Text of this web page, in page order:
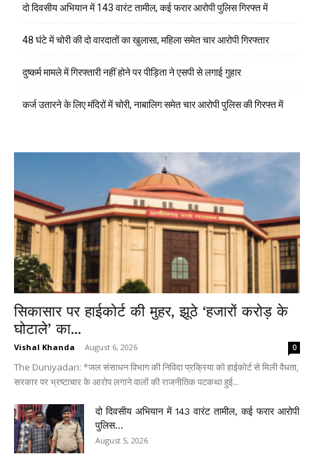
दो दिवसीय अभियान में 143 वारंट तामील, कई फरार आरोपी पुलिस गिरफ्त में
48 घंटे में चोरी की दो वारदातों का खुलासा, महिला समेत चार आरोपी गिरफ्तार
दुष्कर्म मामले में गिरफ्तारी नहीं होने पर पीड़िता ने एसपी से लगाई गुहार
कर्ज उतारने के लिए मंदिरों में चोरी, नाबालिग समेत चार आरोपी पुलिस की गिरफ्त में
सिकासार पर हाईकोर्ट की मुहर, झूठे ‘हजारों करोड़ के
घोटाले’ का...
Vishal Khanda - August 6, 2026 0
The Duniyadari: *जल संसाधन विभाग की निविदा प्रक्रिया को हाईकोर्ट से मिली वैधता,
सरकार पर भ्रष्टाचार के आरोप लगाने वालों की राजनीतिक पटकथा हुई...
दो दिवसीय अभियान में 143 वारंट तामील, कई फरार आरोपी
पुलिस...
August 5, 2026